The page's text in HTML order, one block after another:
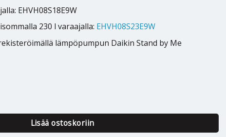
EHVH08S18E9W
230 l varaajalla: EHVH08S23E9W
lämpöpumpun Daikin Stand by Me
3R F 8kW 180l määrä
Lisää ostoskoriin